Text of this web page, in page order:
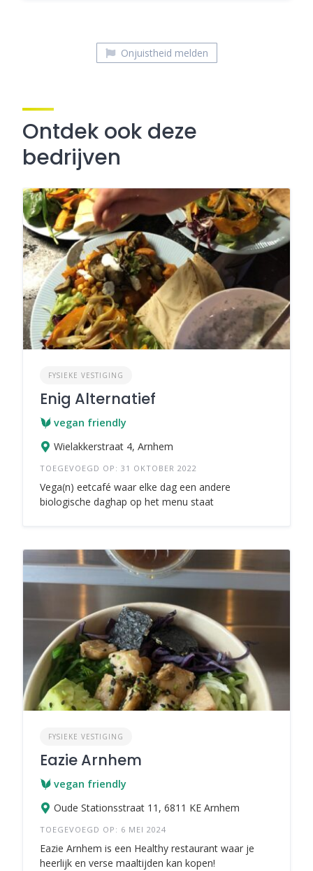
Onjuistheid melden
Ontdek ook deze
bedrijven
FYSIEKE VESTIGING
Enig Alternatief
vegan friendly
Wielakkerstraat 4, Arnhem
TOEGEVOEGD OP: 31 OKTOBER 2022
Vega(n) eetcafé waar elke dag een andere
biologische daghap op het menu staat
FYSIEKE VESTIGING
Eazie Arnhem
vegan friendly
Oude Stationsstraat 11, 6811 KE Arnhem
TOEGEVOEGD OP: 6 MEI 2024
Eazie Arnhem is een Healthy restaurant waar je
heerlijk en verse maaltijden kan kopen!